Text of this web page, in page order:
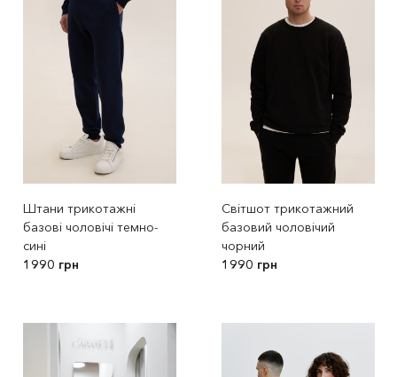
Штани трикотажні
базові чоловічі темно-
сині
1990 грн
Світшот трикотажний
базовий чоловічий
чорний
1990 грн